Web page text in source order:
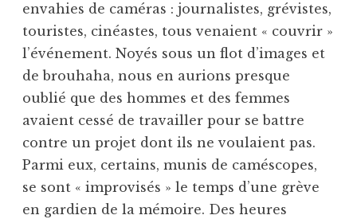
envahies de caméras : journalistes, grévistes,
touristes, cinéastes, tous venaient « couvrir »
l’événement. Noyés sous un flot d’images et
de brouhaha, nous en aurions presque
oublié que des hommes et des femmes
avaient cessé de travailler pour se battre
contre un projet dont ils ne voulaient pas.
Parmi eux, certains, munis de caméscopes,
se sont « improvisés » le temps d’une grève
en gardien de la mémoire. Des heures